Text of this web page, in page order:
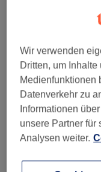
Wir verwenden
Dritten, um
Medienfunktionen
Datenverkehr zu
Informationen
unsere Partner für
Analysen weiter.